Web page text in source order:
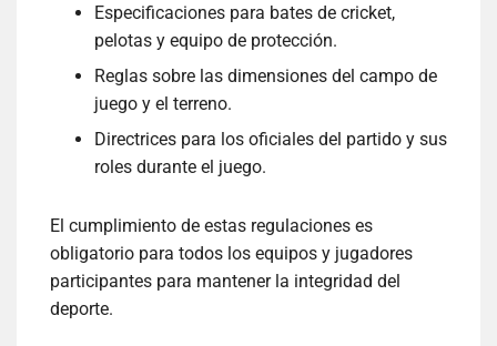
Especificaciones para bates de cricket,
pelotas y equipo de protección.
Reglas sobre las dimensiones del campo de
juego y el terreno.
Directrices para los oficiales del partido y sus
roles durante el juego.
El cumplimiento de estas regulaciones es
obligatorio para todos los equipos y jugadores
participantes para mantener la integridad del
deporte.